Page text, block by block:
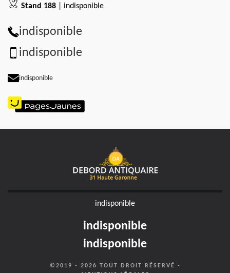
Stand 188 | indisponible
indisponible
indisponible
indisponible
indisponible
indisponible
indisponible
©2019 - 2026 TOUT DROIT RÉSERVÉ -